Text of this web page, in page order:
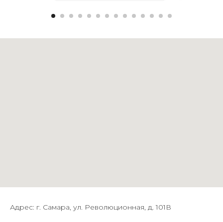
Адрес: г. Самара, ул. Революционная, д. 101В